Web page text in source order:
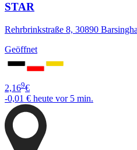
STAR
Rehrbrinkstraße 8, 30890
Geöffnet
2,169€
-0,01 € heute vor 5 min.